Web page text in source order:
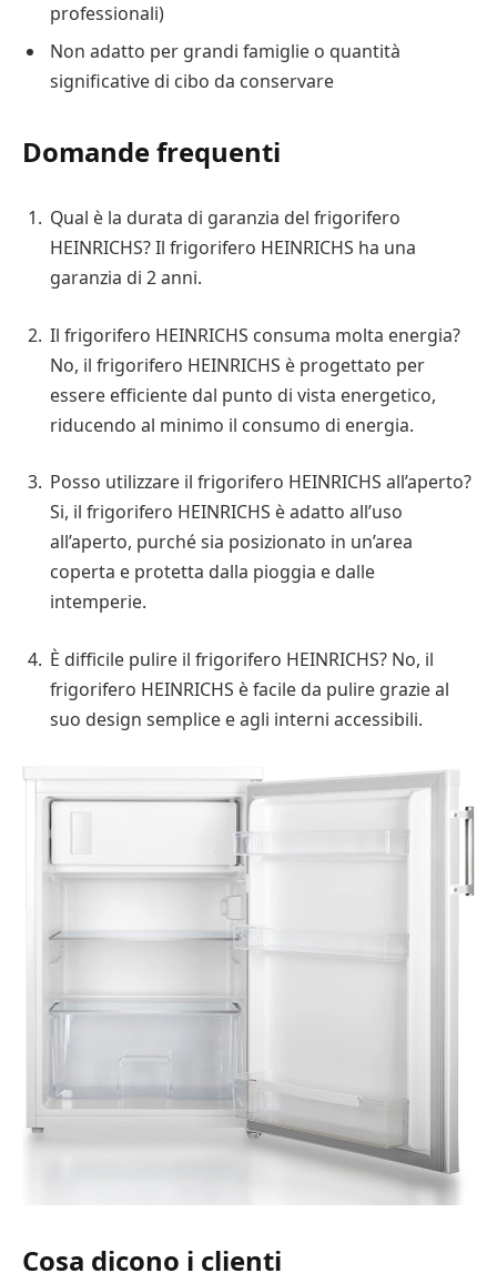
professionali)
Non adatto per grandi famiglie o quantità
significative di cibo da conservare
Domande frequenti
Qual è la durata di garanzia del frigorifero
HEINRICHS? Il frigorifero HEINRICHS ha una
garanzia di 2 anni.
Il frigorifero HEINRICHS consuma molta energia?
No, il frigorifero HEINRICHS è progettato per
essere efficiente dal punto di vista energetico,
riducendo al minimo il consumo di energia.
Posso utilizzare il frigorifero HEINRICHS all’aperto?
Si, il frigorifero HEINRICHS è adatto all’uso
all’aperto, purché sia posizionato in un’area
coperta e protetta dalla pioggia e dalle
intemperie.
È difficile pulire il frigorifero HEINRICHS? No, il
frigorifero HEINRICHS è facile da pulire grazie al
suo design semplice e agli interni accessibili.
Cosa dicono i clienti